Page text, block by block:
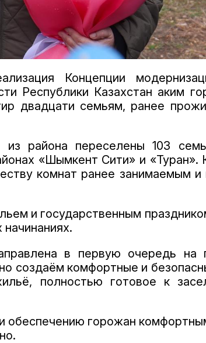
Концепции
Республики Казахстан аким
двадцати семьям, ранее
из района переселены 103
«Шымкент Сити» и «Туран».
комнат ранее занимаемым
и государственным
в первую очередь на
создаём комфортные и
полностью готовое к
обеспечению горожан